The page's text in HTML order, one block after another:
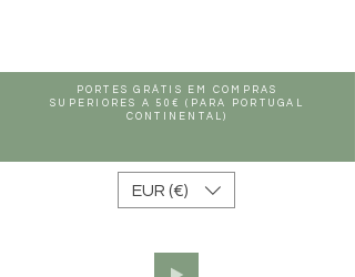
PORTES GRÁTIS EM COMPRAS
SUPERIORES A 50€ (PARA PORTUGAL
CONTINENTAL)
EUR (€)